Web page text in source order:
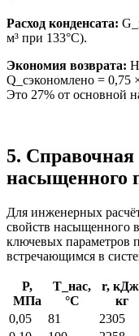
Расход конденсата:
м³ при 133°C).
Экономия возврата:
Q_сэкономлено = 0,75
Это 27% от основной
5. Справочная
насыщенного
Для инженерных
свойств насыщенного
ключевых параметров
встречающимся в
P,
МПа
T_нас,
°C
r,
кг
0,05
81 2305